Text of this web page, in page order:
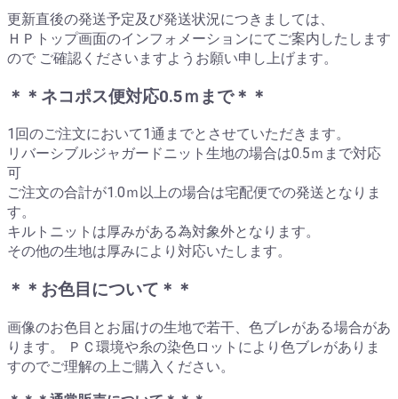
更新直後の発送予定及び発送状況につきましては、
ＨＰトップ画面のインフォメーションにてご案内したします
ので ご確認くださいますようお願い申し上げます。
＊＊ネコポス便対応0.5ｍまで＊＊
1回のご注文において1通までとさせていただきます。
リバーシブルジャガードニット生地の場合は0.5ｍまで対応
可
ご注文の合計が1.0ｍ以上の場合は宅配便での発送となりま
す。
キルトニットは厚みがある為対象外となります。
その他の生地は厚みにより対応いたします。
＊＊お色目について＊＊
画像のお色目とお届けの生地で若干、色ブレがある場合があ
ります。 ＰＣ環境や糸の染色ロットにより色ブレがありま
すのでご理解の上ご購入ください。